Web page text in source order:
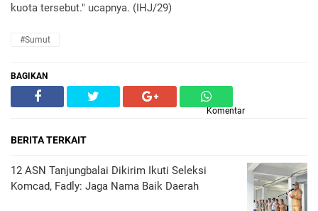
kuota tersebut." ucapnya. (IHJ/29)
#Sumut
BAGIKAN
Komentar
BERITA TERKAIT
12 ASN Tanjungbalai Dikirim Ikuti Seleksi
Komcad, Fadly: Jaga Nama Baik Daerah